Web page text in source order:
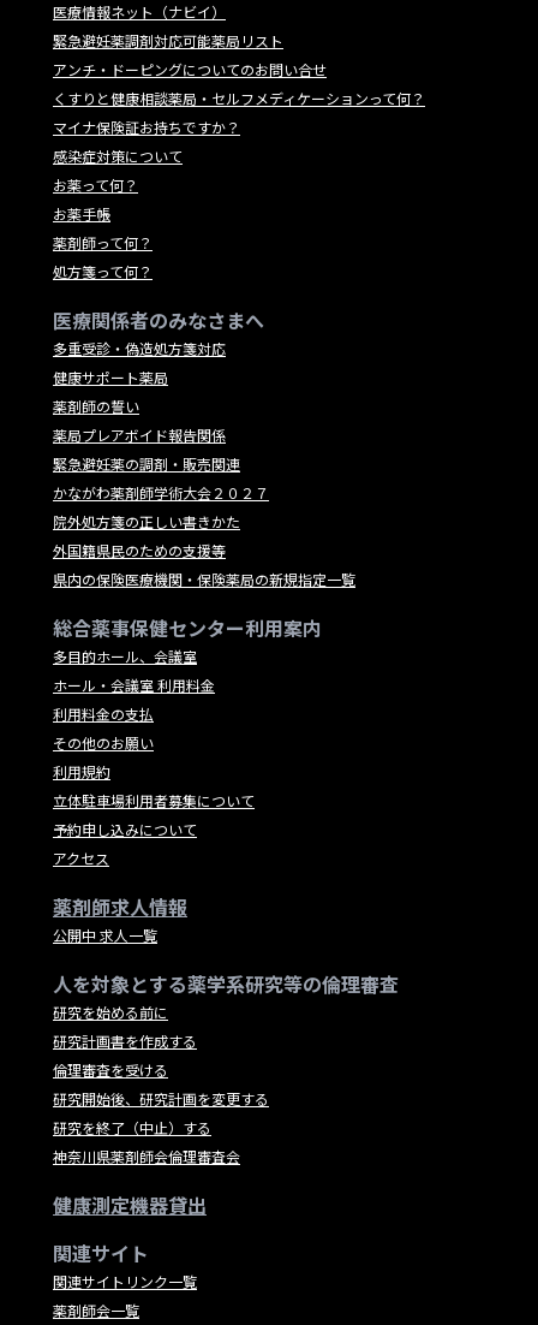
医療情報ネット（ナビイ）
緊急避妊薬調剤対応可能薬局リスト
アンチ・ドーピングについてのお問い合せ
くすりと健康相談薬局・セルフメディケーションって何？
マイナ保険証お持ちですか？
感染症対策について
お薬って何？
お薬手帳
薬剤師って何？
処方箋って何？
医療関係者のみなさまへ
多重受診・偽造処方箋対応
健康サポート薬局
薬剤師の誓い
薬局プレアボイド報告関係
緊急避妊薬の調剤・販売関連
かながわ薬剤師学術大会２０２７
院外処方箋の正しい書きかた
外国籍県民のための支援等
県内の保険医療機関・保険薬局の新規指定一覧
総合薬事保健センター利用案内
多目的ホール、会議室
ホール・会議室 利用料金
利用料金の支払
その他のお願い
利用規約
立体駐車場利用者募集について
予約申し込みについて
アクセス
薬剤師求人情報
公開中 求人一覧
人を対象とする薬学系研究等の倫理審査
研究を始める前に
研究計画書を作成する
倫理審査を受ける
研究開始後、研究計画を変更する
研究を終了（中止）する
神奈川県薬剤師会倫理審査会
健康測定機器貸出
関連サイト
関連サイトリンク一覧
薬剤師会一覧